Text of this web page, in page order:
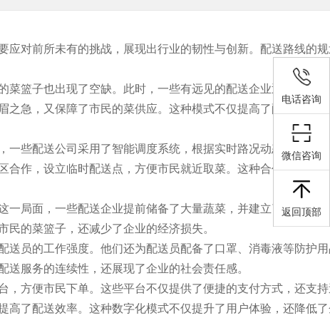
对前所未有的挑战，展现出行业的韧性与创新。配送路线的
篮子也出现了空缺。此时，一些有远见的配送企业迅速行动
急，又保障了市民的菜供应。这种模式不仅提高了配送效率
些配送公司采用了智能调度系统，根据实时路况动态调整配
作，设立临时配送点，方便市民就近取菜。这种合作模式不
局面，一些配送企业提前储备了大量蔬菜，并建立了完善的
的菜篮子，还减少了企业的经济损失。
送员的工作强度。他们还为配送员配备了口罩、消毒液等防护
服务的连续性，还展现了企业的社会责任感。
方便市民下单。这些平台不仅提供了便捷的支付方式，还支
高了配送效率。这种数字化模式不仅提升了用户体验，还降低
电话咨询
微信咨询
返回顶部